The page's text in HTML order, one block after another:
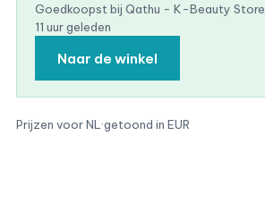
Goedkoopst bij Qathu - K-Beauty Store
11 uur geleden
Naar de winkel
Prijzen voor NL ·getoond in EUR